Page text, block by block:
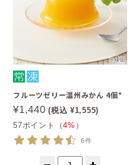
フルーツゼリー温州みかん 4個*
¥1,440 (税込 ¥1,555)
57ポイント（4% ）
6件